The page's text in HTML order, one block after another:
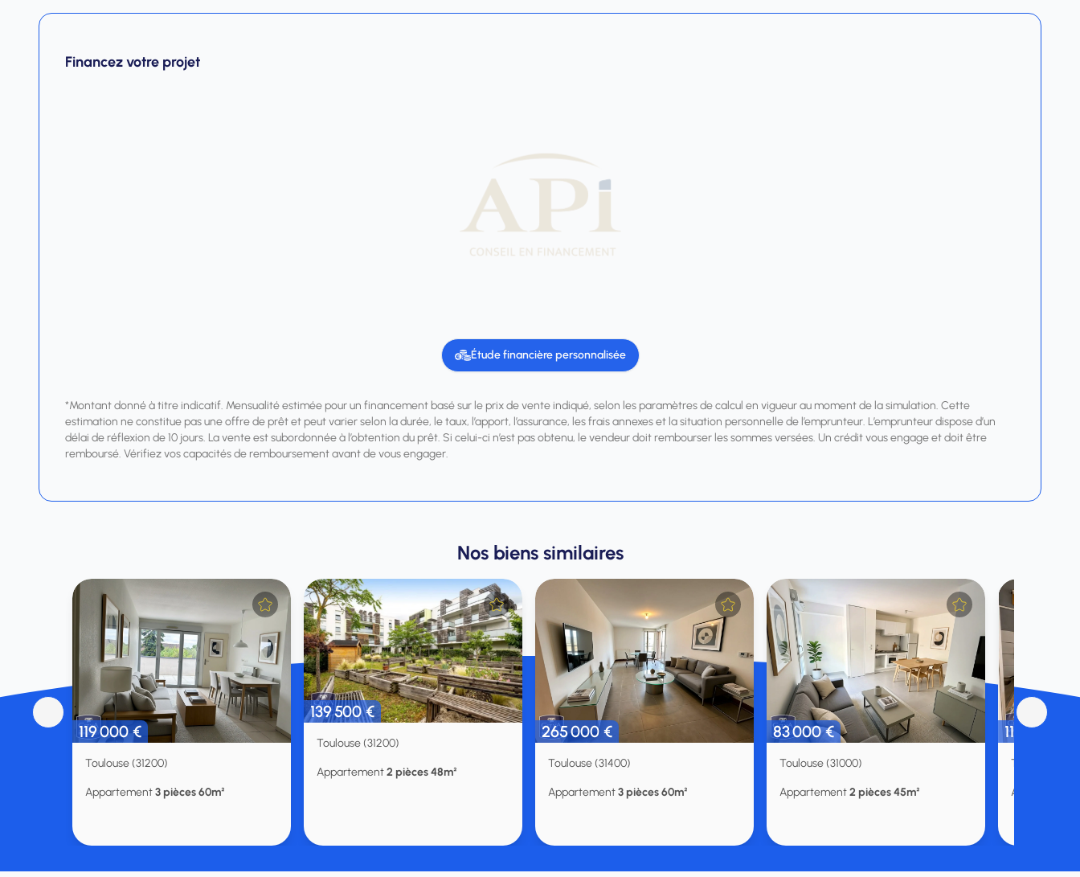
Financez votre projet
Étude financière personnalisée
*Montant donné à titre indicatif. Mensualité estimée pour un financement basé sur le prix de vente indiqué, selon les paramètres de calcul en vigueur au moment de la simulation. Cette
estimation ne constitue pas une offre de prêt et peut varier selon la durée, le taux, l’apport, l’assurance, les frais annexes et la situation personnelle de l’emprunteur. L’emprunteur dispose d’un
délai de réflexion de 10 jours. La vente est subordonnée à l’obtention du prêt. Si celui-ci n’est pas obtenu, le vendeur doit rembourser les sommes versées. Un crédit vous engage et doit être
remboursé. Vérifiez vos capacités de remboursement avant de vous engager.
Nos biens similaires
119 000 €
Toulouse (31200)
Appartement3 pièces 60m²
139 500 €
Toulouse (31200)
Appartement2 pièces 48m²
265 000 €
Toulouse (31400)
Appartement3 pièces 60m²
83 000 €
Toulouse (31000)
Appartement2 pièces 45m²
115 000 €
Toulouse
Appartement